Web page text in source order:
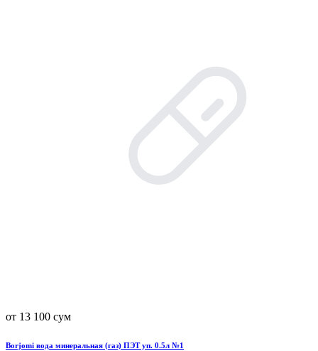
от 13 100 сум
Borjomi вода минеральная (газ) ПЭТ уп. 0.5л №1